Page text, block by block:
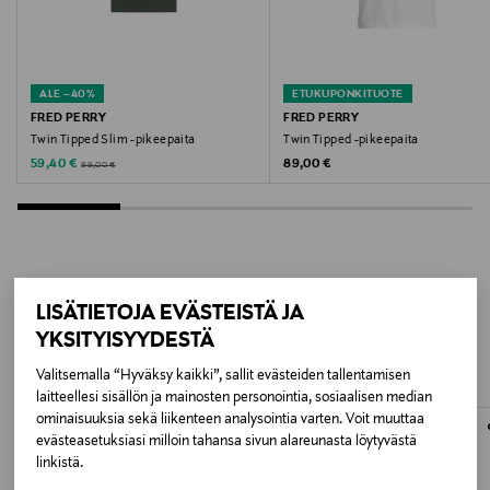
LISÄTIETOJA EVÄSTEISTÄ JA
YKSITYISYYDESTÄ
Valitsemalla “Hyväksy kaikki”, sallit evästeiden tallentamisen
laitteellesi sisällön ja mainosten personointia, sosiaalisen median
ominaisuuksia sekä liikenteen analysointia varten. Voit muuttaa
evästeasetuksiasi milloin tahansa sivun alareunasta löytyvästä
linkistä.
Fred Perry
Valmistajan osoite
37 Mount Pleasant, Clerkenwell, London, WC1X 0AA,
England
Avainsanat
Fred Perry, pikeepaita, t-paita, puuvillapaita, pikee,
vapaa-ajan paita
ALE –40%
FRED PERRY
Twin Tipped Slim -pikeepaita
Discounted Price
59,40 € Original Price
99,00 €
ETUKUPONKITUOTE
FRED PERRY
Twin Tipped -pikeepaita
Original Price
89,00 €
LISÄÄ KIINNOSTAVIA
TUOTTEITA